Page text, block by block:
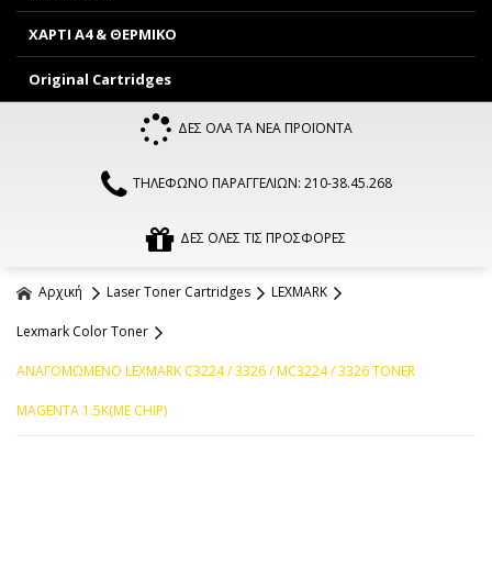
ΧΑΡΤΙ Α4 & ΘΕΡΜΙΚΟ
Original Cartridges
ΔΕΣ ΟΛΑ ΤΑ ΝΕΑ ΠΡΟΪΟΝΤΑ
ΤΗΛΕΦΩΝΟ ΠΑΡΑΓΓΕΛΙΩΝ: 210-38.45.268
ΔΕΣ ΟΛΕΣ ΤΙΣ ΠΡΟΣΦΟΡΕΣ
Αρχική Laser Toner Cartridges LEXMARK
Lexmark Color Toner
ΑΝΑΓΟΜΩΜΕΝΟ LEXMARK C3224 / 3326 / MC3224 / 3326 TONER
MAGENTA 1.5K(ΜΕ CHIP)